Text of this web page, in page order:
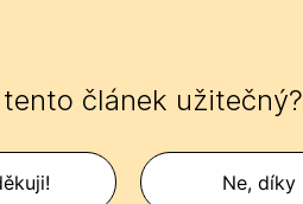
článek užitečný?
Ne, díky